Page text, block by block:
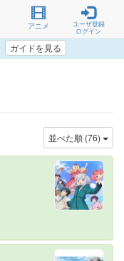
アニメ
ユーザ登録
ログイン
ガイドを見る
並べた順 (76)